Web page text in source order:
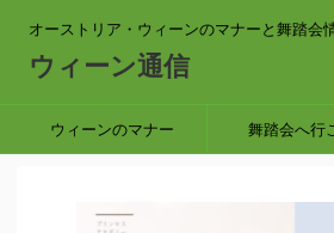
オーストリア・ウィーンのマナーと舞踏会
ウィーン通信
ウィーンのマナー 舞踏会へ行